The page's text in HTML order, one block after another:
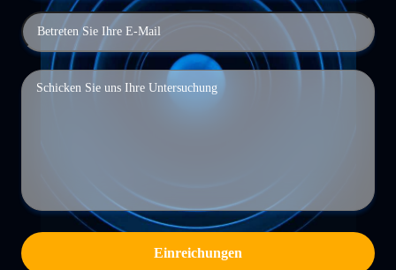
Einreichungen